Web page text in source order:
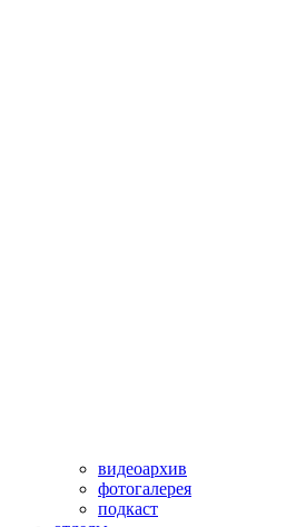
видеоархив
фотогалерея
подкаст